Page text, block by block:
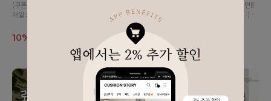
(쿠폰사용X) 기존가 대비 10% 추가 할인‼️
매일 봐도 질리지 않는 블루톤 커버들의 향
연..💙 가장 편안한 공간을 완성해 보세요 :)
10%
(쿠폰사용X) 기존가 대비 10% 추가 할인‼️
올 여름엔 거실에 작은 숲을 들여보세요 :) 보
기만해도 싱그러운 그리너리 쿠션 세트입니
다.
10%